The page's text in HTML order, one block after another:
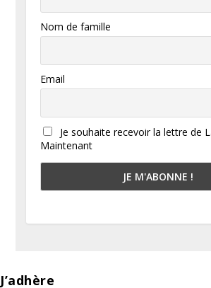
Nom de famille
Email
Je souhaite recevoir la lettre de
Maintenant
J’adhère